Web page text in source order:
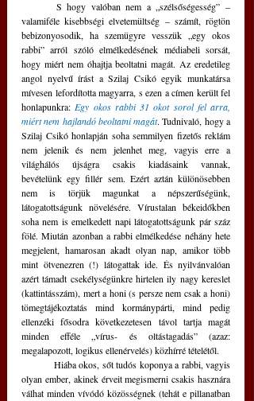
valamiféle kisebbségi elvetemültség – számít, rögtön
bebizonyosodik, ha szemügyre vesszük „egy okos
rabbi” arról szóló elmélkedésének médiabeli sorsát,
hogy miért nem óhajtja beoltatni magát. Az eredetileg
angol nyelvű írást a Szilaj Csikó egyik munkatársa
mívesen lefordította magyarra, s ezen a címen került fel
honlapunkra: Egy okos rabbi 31 okot sorol fel arra,
miért nem hajlandó beoltatni magát. Tudnivaló, hogy a
Szilaj Csikó honlapján soha semmilyen fizetős reklám
nem jelenik és nem jelenhet meg, vagyis erre a
világhálós újságra csakis kiadásaink vannak,
bevételünk egy fillér sem. Ezért aztán különösebben
nem is törjük magunkat a népszerűségünk,
látogatottságunk növelésére. Vírustalan békeidőkben
soha nem is emelkedett napi látogatottságunk pár száz
fölé. Miután azonban a rabbi elmélkedése néhány hete
megjelent, hamarosan akadt olyan nap, amikor több
mint ötvenezren (!) látogattak ide. És nyilvánvalóan
azért támadt csekélységünkre hirtelen ily nagy kereslet
(kattintásszám), mert a honi (s persze nem csak a honi)
tömegtájékoztatás mind kormánypárti, mind pedig
ellenzéki fősodra következetesen távol tartja magát
minden efféle „vírus- és oltástagadás” (azaz:
megalapozott, logikus ellenérvelés) közhírré tételétől.
olyan ember, akinek érveit megismerni csakis hasznára
válhat minden vívódó közösségnek (tehát e pillanatban